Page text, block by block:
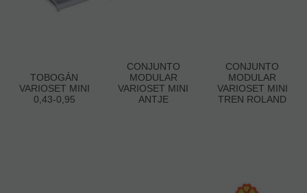
TOBOGÁN
VARIOSET MINI
0,43-0,95
CONJUNTO
MODULAR
VARIOSET MINI
ANTJE
CONJUNTO
MODULAR
VARIOSET MINI
TREN ROLAND